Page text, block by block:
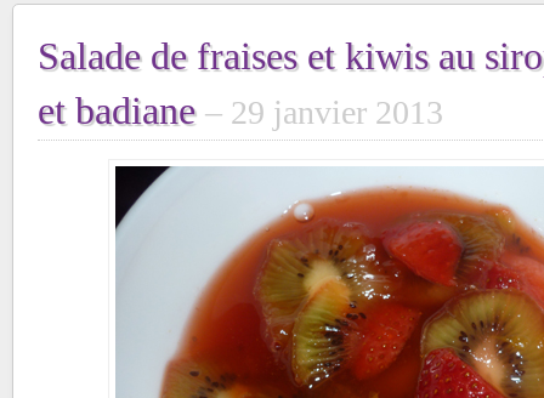
Salade de fraises et kiwis au
et badiane
29 janvier 2013